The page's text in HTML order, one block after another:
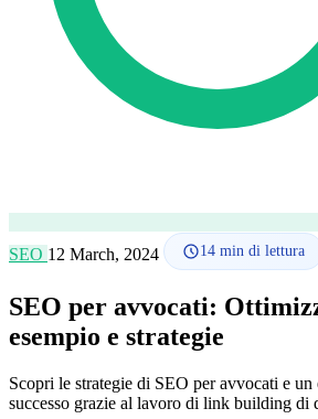
Accedi
SEO 12 March, 2024 14 min di lettura
SEO per avvocati:
esempio e strategie
Scopri le strategie di SEO per avvocati e un
successo grazie al lavoro di link building di